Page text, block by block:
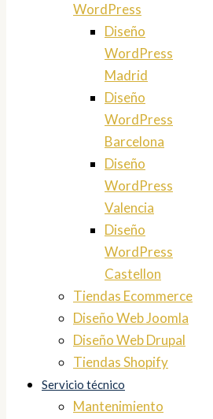
WordPress
Diseño
WordPress
Madrid
Diseño
WordPress
Barcelona
Diseño
WordPress
Valencia
Diseño
WordPress
Castellon
Tiendas Ecommerce
Diseño Web Joomla
Diseño Web Drupal
Tiendas Shopify
Servicio técnico
Mantenimiento